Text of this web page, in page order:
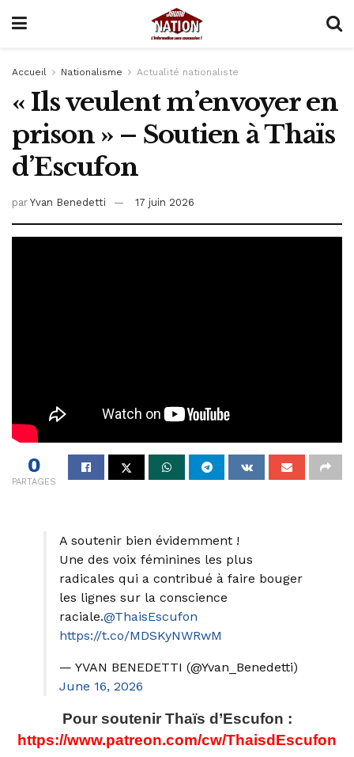
Accueil Nationalisme Actualité nationaliste
« Ils veulent m’envoyer en
prison » – Soutien à Thaïs
d’Escufon
par Yvan Benedetti 17 juin 2026
0
PARTAGES
A soutenir bien évidemment !
Une des voix féminines les plus
radicales qui a contribué à faire bouger
les lignes sur la conscience
raciale.@ThaisEscufon
https://t.co/MDSKyNWRwM
— YVAN BENEDETTI (@Yvan_Benedetti)
June 16, 2026
Pour soutenir Thaïs d’Escufon :
https://www.patreon.com/cw/ThaisdEscufon